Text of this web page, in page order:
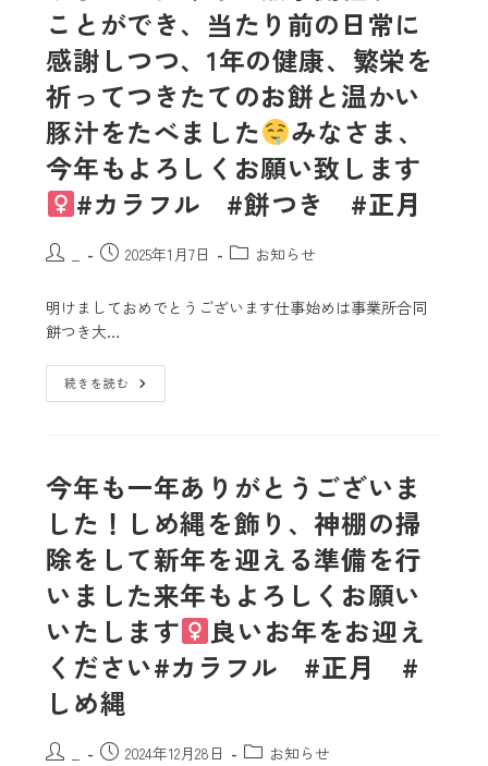
ことができ、当たり前の日常に
感謝しつつ、1年の健康、繁栄を
祈ってつきたてのお餅と温かい
豚汁をたべました
みなさま、
今年もよろしくお願い致します‍
#カラフル #餅つき #正月
2025年1月7日 お知らせ
明けましておめでとうございます️仕事始めは事業所合同
餅つき大…
続きを読む
今年も一年ありがとうございま
した！しめ縄を飾り、神棚の掃
除をして新年を迎える準備を行
いました来年もよろしくお願い
いたします‍
良いお年をお迎え
ください#カラフル #正月 #
しめ縄
2024年12月28日 お知らせ